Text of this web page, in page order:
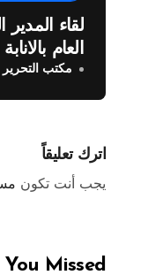
لقاء المدير
العام
البيسري
مراسلي
مكتب التحرير
اترك تعليقاً
يجب أنت تكون
You Missed